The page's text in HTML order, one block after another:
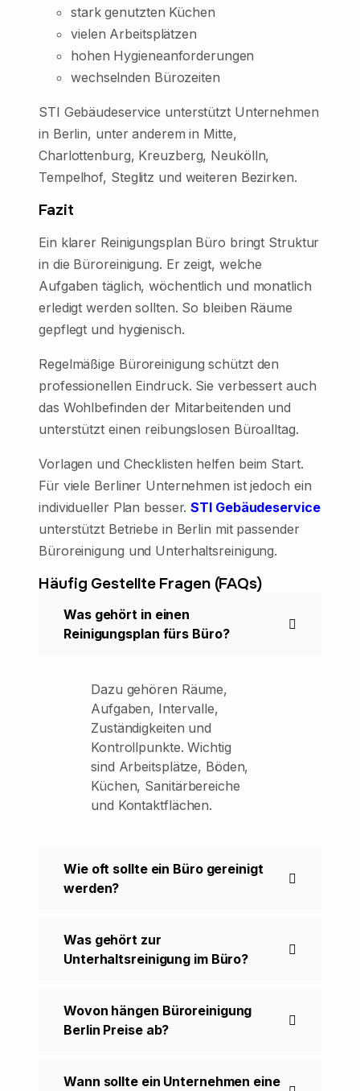
stark genutzten Küchen
vielen Arbeitsplätzen
hohen Hygieneanforderungen
wechselnden Bürozeiten
STI Gebäudeservice unterstützt Unternehmen
in Berlin, unter anderem in Mitte,
Charlottenburg, Kreuzberg, Neukölln,
Tempelhof, Steglitz und weiteren Bezirken.
Fazit
Ein klarer Reinigungsplan Büro bringt Struktur
in die Büroreinigung. Er zeigt, welche
Aufgaben täglich, wöchentlich und monatlich
erledigt werden sollten. So bleiben Räume
gepflegt und hygienisch.
Regelmäßige Büroreinigung schützt den
professionellen Eindruck. Sie verbessert auch
das Wohlbefinden der Mitarbeitenden und
unterstützt einen reibungslosen Büroalltag.
Vorlagen und Checklisten helfen beim Start.
Für viele Berliner Unternehmen ist jedoch ein
individueller Plan besser.STI Gebäudeservice
unterstützt Betriebe in Berlin mit passender
Büroreinigung und Unterhaltsreinigung.
Häufig Gestellte Fragen (FAQs)
Was gehört in einen
Reinigungsplan fürs Büro?
Dazu gehören Räume,
Aufgaben, Intervalle,
Zuständigkeiten und
Kontrollpunkte. Wichtig
sind Arbeitsplätze, Böden,
Küchen, Sanitärbereiche
und Kontaktflächen.
Wie oft sollte ein Büro gereinigt
werden?
Was gehört zur
Unterhaltsreinigung im Büro?
Wovon hängen Büroreinigung
Berlin Preise ab?
Wann sollte ein Unternehmen eine